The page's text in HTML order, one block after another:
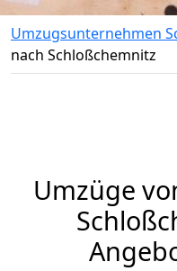
Umzugsunternehmen
nach Schloßchemnitz
Umzüge